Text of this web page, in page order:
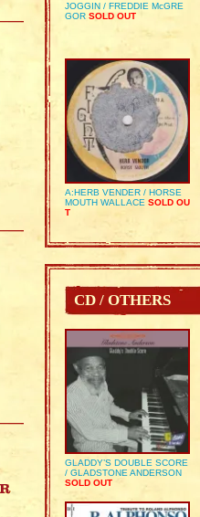
JOGGIN / FREDDIE McGRE
GOR SOLD OUT
A:HERB VENDER / HORSE
MOUTH WALLACE SOLD OU
T
CD / OTHERS
GLADDY’S DOUBLE SCORE
/ GLADSTONE ANDERSON
SOLD OUT